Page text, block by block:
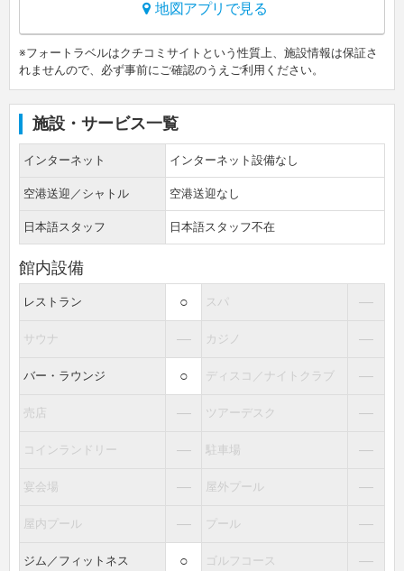
地図アプリで見る
※フォートラベルはクチコミサイトという性質上、施設情報は保証さ
れませんので、必ず事前にご確認のうえご利用ください。
施設・サービス一覧
インターネット インターネット設備なし
空港送迎／シャトル 空港送迎なし
日本語スタッフ 日本語スタッフ不在
館内設備
レストラン ○ スパ ―
サウナ ― カジノ ―
バー・ラウンジ ○ ディスコ／ナイトクラブ ―
売店 ― ツアーデスク ―
コインランドリー ― 駐車場 ―
宴会場 ― 屋外プール ―
屋内プール ― プール ―
ジム／フィットネス ○ ゴルフコース ―